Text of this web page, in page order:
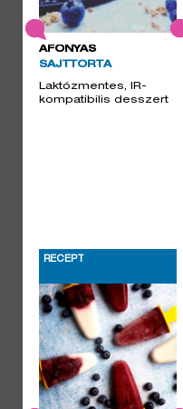
ÁFONYÁS
SAJTTORTA
Laktózmentes, IR-
kompatibilis desszert
RECEPT